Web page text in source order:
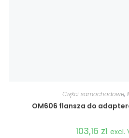
Części samochodowe,
OM606 flansza do
103,16 zł excl.